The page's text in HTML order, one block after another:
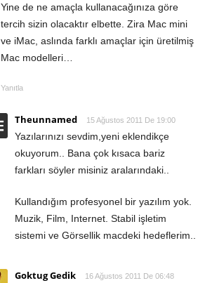
Yine de ne amaçla kullanacağınıza göre
tercih sizin olacaktır elbette. Zira Mac mini
ve iMac, aslında farklı amaçlar için üretilmiş
Mac modelleri…
Yanıtla
Theunnamed 15 Ağustos 2011 De 19:00
Yazılarınızı sevdim,yeni eklendikçe
okuyorum.. Bana çok kısaca bariz
farkları söyler misiniz aralarındaki..
Kullandığım profesyonel bir yazılım yok.
Muzik, Film, Internet. Stabil işletim
sistemi ve Görsellik macdeki hedeflerim..
Goktug Gedik 16 Ağustos 2011 De 06:48